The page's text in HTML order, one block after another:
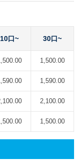
10口~ 30口~
1,500.00
1,590.00
2,100.00
1,500.00